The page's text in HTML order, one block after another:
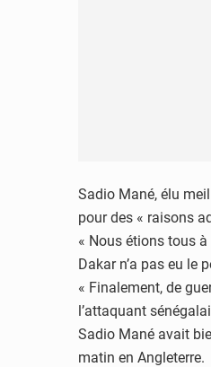
Sadio Mané, élu
pour des « raisons
« Nous étions tous
Dakar n’a pas eu le
« Finalement, de
l’attaquant
Sadio Mané avait
matin en Angleterre.